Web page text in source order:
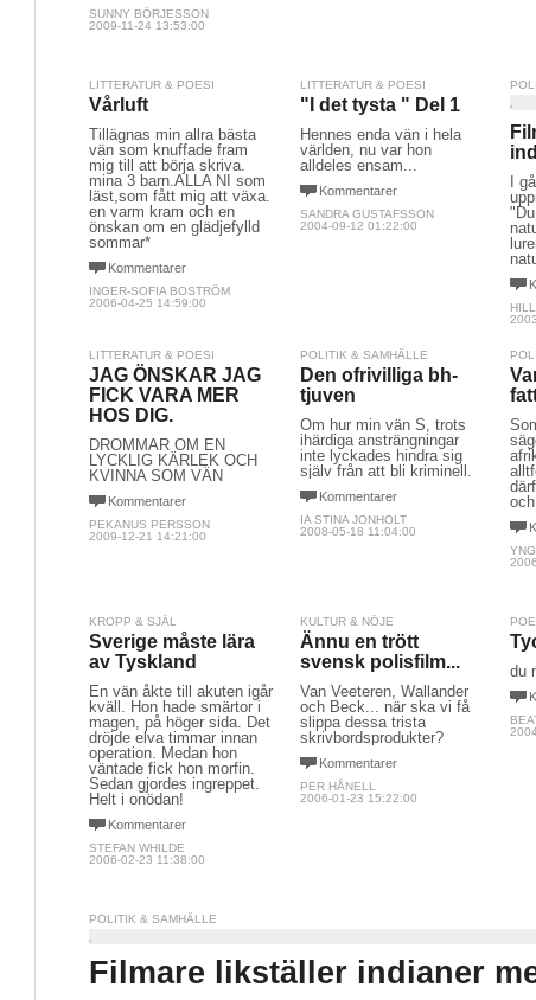
SUNNY BÖRJESSON
2009-11-24 13:53:00
LITTERATUR & POESI
Vårluft
Tillägnas min allra bästa
vän som knuffade fram
mig till att börja skriva.
mina 3 barn.ALLA NI som
läst,som fått mig att växa.
en varm kram och en
önskan om en glädjefylld
sommar*
Kommentarer
INGER-SOFIA BOSTRÖM
2006-04-25 14:59:00
LITTERATUR & POESI
"I det tysta " Del 1
Hennes enda vän i hela
världen, nu var hon
alldeles ensam...
Kommentarer
SANDRA GUSTAFSSON
2004-09-12 01:22:00
I
LITTERATUR & POESI
JAG ÖNSKAR JAG
FICK VARA MER
HOS DIG.
DRÖMMAR OM EN
LYCKLIG KÄRLEK OCH
KVINNA SOM VÄN
Kommentarer
PEKANUS PERSSON
2009-12-21 14:21:00
POLITIK & SAMHÄLLE
Den ofrivilliga bh-
tjuven
Om hur min vän S, trots
ihärdiga ansträngningar
inte lyckades hindra sig
själv från att bli kriminell.
Kommentarer
IA STINA JONHOLT
2008-05-18 11:04:00
KROPP & SJÄL
Sverige måste lära
av Tyskland
En vän åkte till akuten igår
kväll. Hon hade smärtor i
magen, på höger sida. Det
dröjde elva timmar innan
operation. Medan hon
väntade fick hon morfin.
Sedan gjordes ingreppet.
Helt i onödan!
Kommentarer
STEFAN WHILDE
2006-02-23 11:38:00
KULTUR & NÖJE
Ännu en trött
svensk polisfilm...
Van Veeteren, Wallander
och Beck... när ska vi få
slippa dessa trista
skrivbordsprodukter?
Kommentarer
PER HÅNELL
2006-01-23 15:22:00
du
POLITIK & SAMHÄLLE
Filmare likställer indianer